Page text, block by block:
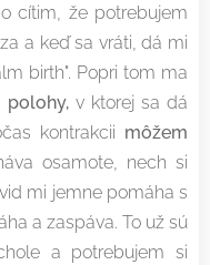
cítim, že potrebujem
a keď sa vráti, dá mi
birth". Popri tom ma
polohy,v ktorej sa dá
kontrakcii môžem
osamote, nech si
mi jemne pomáha s
a zaspáva. To už sú
a potrebujem si